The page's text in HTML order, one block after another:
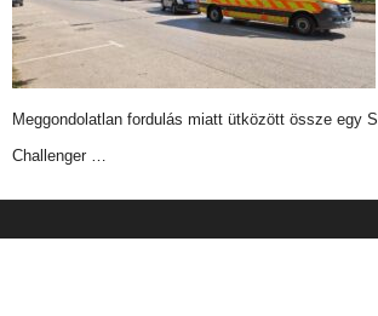
Meggondolatlan fordulás miatt ütközött össze egy
Challenger …